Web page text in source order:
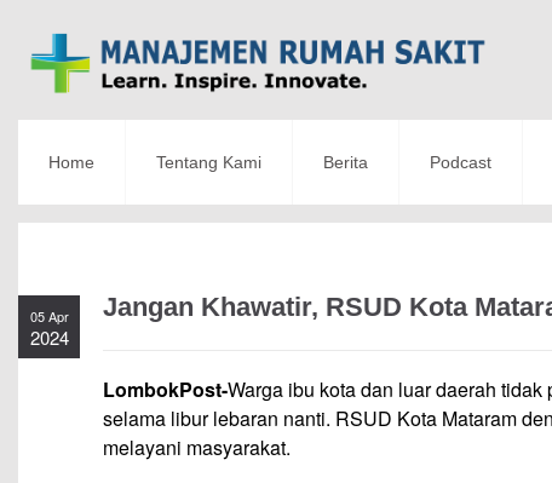
Home Tentang Kami Berita Podcast
05 Apr
2024
Jangan Khawatir, RSUD Kota
LombokPost-Warga ibu kota dan luar daerah
selama libur lebaran nanti. RSUD Kota Mataram
melayani masyarakat.